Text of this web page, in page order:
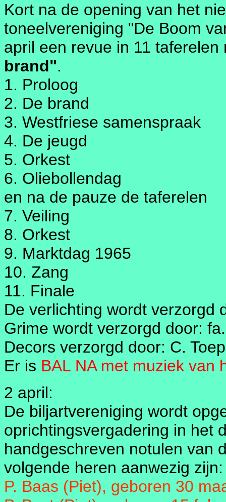
Kort na de opening van het
toneelvereniging "De Boom
april een revue in 11
brand".
1. Proloog
2. De brand
3. Westfriese samenspraak
4. De jeugd
5. Orkest
6. Oliebollendag
en na de pauze de taferelen
7. Veiling
8. Orkest
9. Marktdag 1965
10. Zang
11. Finale
De verlichting wordt verzorgd
Grime wordt verzorgd door:
Decors verzorgd door: C.
Er is BAL NA met muziek van
2 april:
De biljartvereniging wordt
oprichtingsvergadering in het
handgeschreven notulen van
volgende heren aanwezig zijn:
P. Baas (Piet), geboren 30